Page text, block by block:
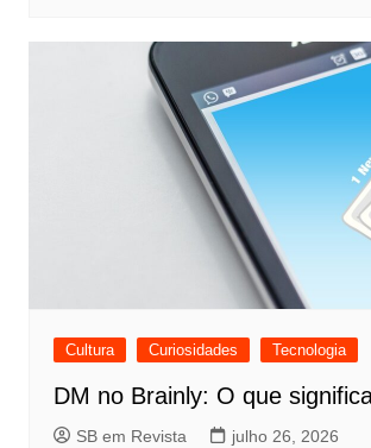
Cultura Curiosidades Tecnologia
DM no Brainly: O que
SB em Revista julho 26, 2026